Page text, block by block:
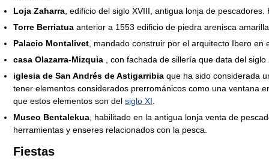
Loja Zaharra , edificio del siglo XVIII, antigua lonja de
Torre Berriatua anterior a 1553 edificio de piedra arenisca
Palacio Montalivet , mandado construir por el arquitecto Ibero en
casa Olazarra-Mizquia , con fachada de sillería que data del
iglesia de San Andrés de Astigarribia que ha sido considerada
tener elementos considerados prerrománicos como una ventana
que estos elementos son del siglo XI
Museo Bentalekua , habilitado en la antigua lonja venta de
herramientas y enseres relacionados con la pesca.
Fiestas